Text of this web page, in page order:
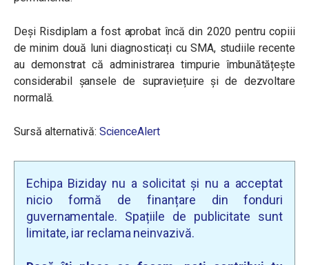
Deși Risdiplam a fost aprobat încă din 2020 pentru copiii
de minim două luni diagnosticați cu SMA, studiile recente
au demonstrat că administrarea timpurie îmbunătățește
considerabil șansele de supraviețuire și de dezvoltare
normală.
Sursă alternativă: ScienceAlert
Echipa Biziday nu a solicitat și nu a acceptat
nicio formă de finanțare din fonduri
guvernamentale. Spațiile de publicitate sunt
limitate, iar reclama neinvazivă.